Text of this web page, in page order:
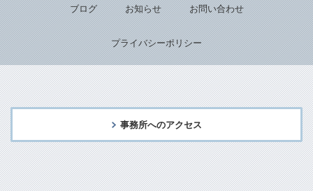
ブログ お知らせ お問い合わせ
プライバシーポリシー
事務所へのアクセス